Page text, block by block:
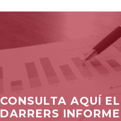
CONSULTA AQUÍ
DARRERS